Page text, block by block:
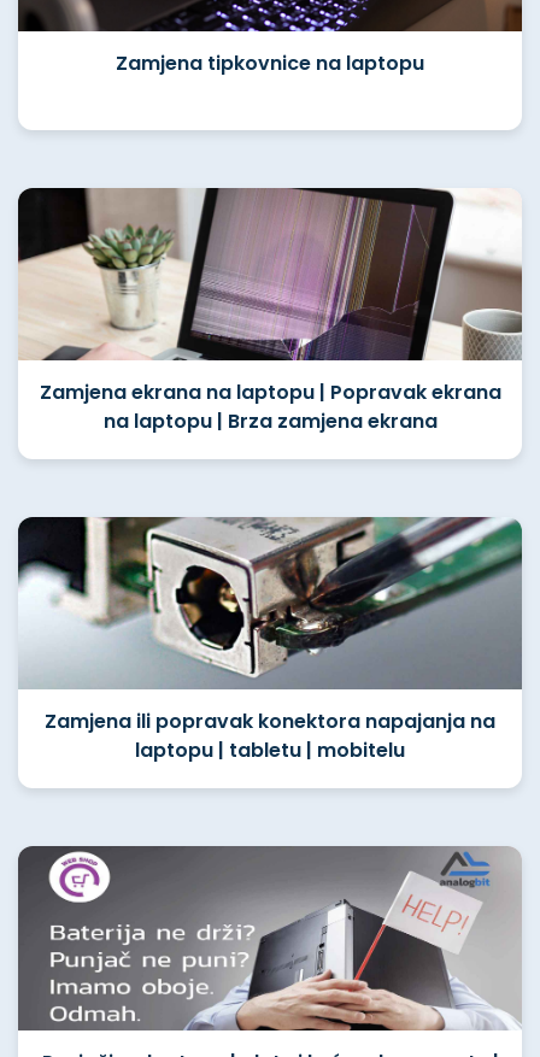
Zamjena tipkovnice na laptopu
Zamjena ekrana na laptopu | Popravak ekrana
na laptopu | Brza zamjena ekrana
Zamjena ili popravak konektora napajanja na
laptopu | tabletu | mobitelu